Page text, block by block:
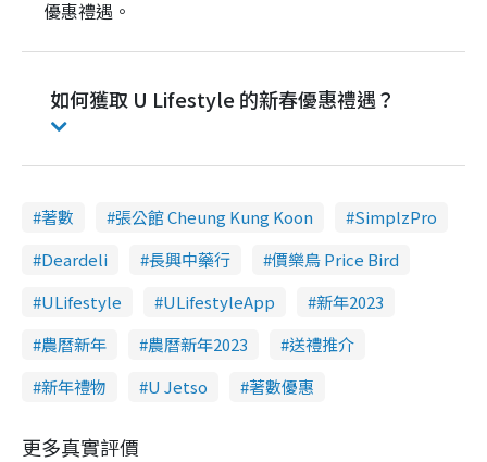
優惠禮遇。
如何獲取 U Lifestyle 的新春優惠禮遇？
著數 張公館 Cheung Kung Koon
SimplzPro
Deardeli
長興中藥行
價樂鳥 Price Bird
ULifestyle
ULifestyleApp
新年2023
農曆新年
農曆新年2023
送禮推介
新年禮物
U Jetso 著數優惠
更多真實評價